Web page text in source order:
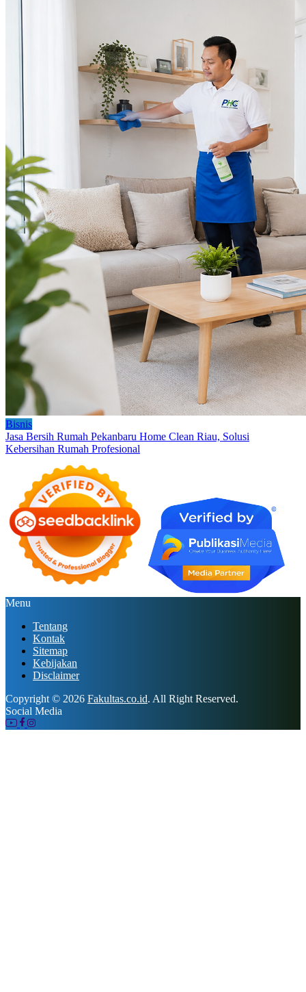
Bisnis
Jasa Bersih Rumah Pekanbaru Home Clean Riau, Solusi
Kebersihan Rumah Profesional
Menu
Tentang
Kontak
Sitemap
Kebijakan
Disclaimer
Copyright © 2026 Fakultas.co.id. All Right Reserved.
Social Media